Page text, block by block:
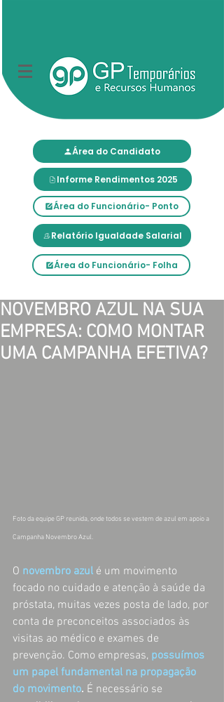
Área do Candidato
Informe Rendimentos 2025
Área do Funcionário- Ponto
Relatório Igualdade Salarial
Área do Funcionário- Folha
NOVEMBRO AZUL NA SUA
EMPRESA: COMO MONTAR
UMA CAMPANHA EFETIVA?
Foto da equipe GP reunida, onde todos se vestem de azul em apoio a
Campanha Novembro Azul.
O novembro azul é um movimento
focado no cuidado e atenção à saúde da
próstata, muitas vezes posta de lado, por
conta de preconceitos associados às
visitas ao médico e exames de
prevenção. Como empresas, possuímos
um papel fundamental na propagação
do movimento. É necessário se